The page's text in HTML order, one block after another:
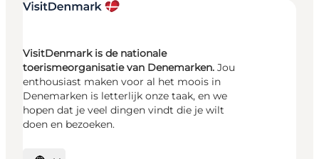
VisitDenmark is de nationale
toerismeorganisatie van Denemarken. Jou
enthousiast maken voor al het moois in
Denemarken is letterlijk onze taak, en we
hopen dat je veel dingen vindt die je wilt
doen en bezoeken.